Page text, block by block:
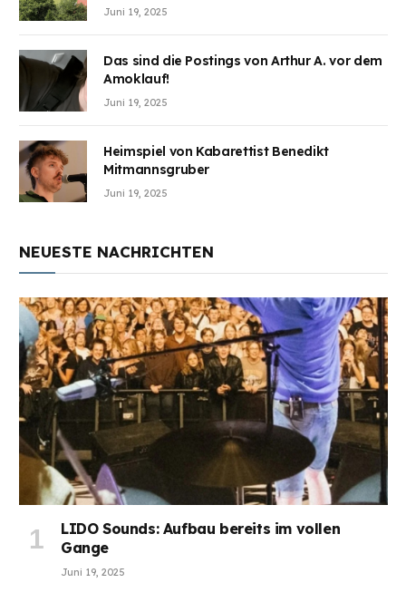
Juni 19, 2025
Das sind die Postings von Arthur A. vor dem
Amoklauf!
Juni 19, 2025
Heimspiel von Kabarettist Benedikt
Mitmannsgruber
Juni 19, 2025
NEUESTE NACHRICHTEN
LIDO Sounds: Aufbau bereits im vollen
Gange
Juni 19, 2025